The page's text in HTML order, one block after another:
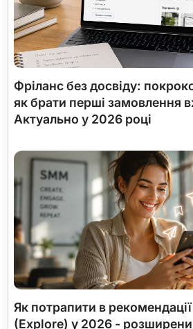
Фріланс без досвіду:
як брати перші замовлення
Актуально у 2026 році
Як потрапити в
(Explore) у 2026 -